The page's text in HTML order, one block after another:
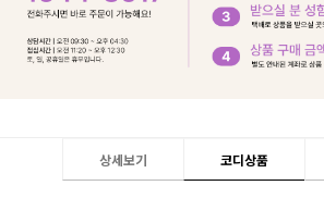
상세보기 코디상품